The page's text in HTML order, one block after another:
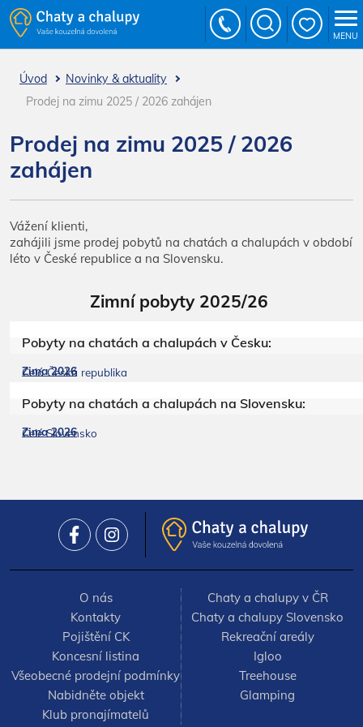
Úvod
Novinky & aktuality
Prodej na zimu 2025 / 2026 zahájen
Prodej na zimu 2025 / 2026
zahájen
Vážení klienti,
zahájili jsme prodej pobytů na chatách a chalupách v období
léto v České republice a na Slovensku.
Zimní pobyty 2025/26
Pobyty na chatách a chalupách v Česku:
Zima 2026
Celá Česká republika
Pobyty na chatách a chalupách na Slovensku:
Zima 2026
Celé Slovensko
MENU
O nás
Kontakty
Pojištění CK
Koncesní listina
Všeobecné prodejní podmínky
Nabidněte objekt
Klub pronajímatelů
Chaty a chalupy v ČR
Chaty a chalupy Slovensko
Rekreační areály
Igloo
Treehouse
Glamping